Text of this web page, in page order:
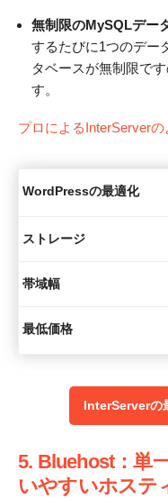
無制限のMySQLデー
するたびに1つのデー
タベースが無制限で
す。
プロによるInterServer
WordPressの最適化
ストレージ
帯域幅
最低価格
InterServerの
5. Bluehost：単
いやすいホステ